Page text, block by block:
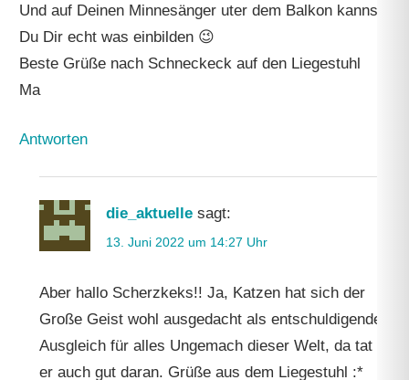
Und auf Deinen Minnesänger uter dem Balkon kannst
Du Dir echt was einbilden 😉
Beste Grüße nach Schneckeck auf den Liegestuhl
Ma
Antworten
die_aktuelle sagt:
13. Juni 2022 um 14:27 Uhr
Aber hallo Scherzkeks!! Ja, Katzen hat sich der
Große Geist wohl ausgedacht als entschuldigenden
Ausgleich für alles Ungemach dieser Welt, da tat
er auch gut daran. Grüße aus dem Liegestuhl :*